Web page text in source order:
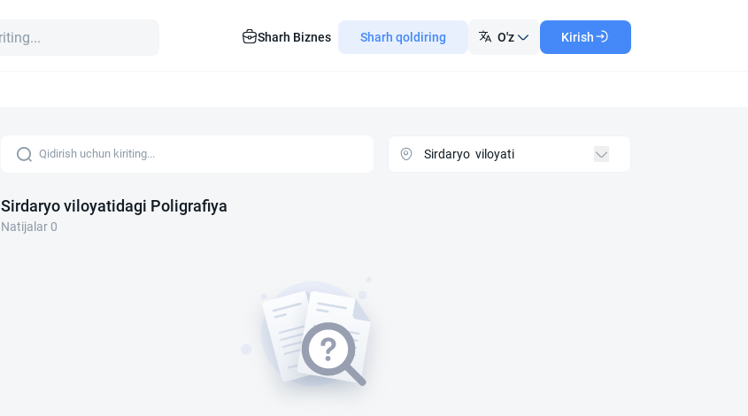
Sharh Biznes Sharh qoldiring O'z Kirish
Sirdaryo viloyatidagi Poligrafiya
Natijalar 0